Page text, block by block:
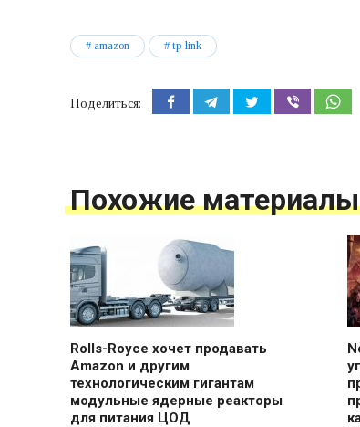
amazon tp-link
Поделиться:
Похожие материалы
Rolls-Royce хочет продавать
Amazon и другим
технологическим гигантам
модульные ядерные реакторы
для питания ЦОД